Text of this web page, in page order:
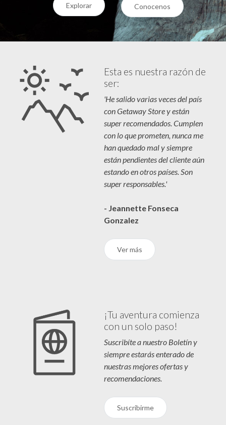
Explorar Conocenos
Esta es nuestra razón de
ser:
'He salido varias veces del país
con Getaway Store y están
super recomendados. Cumplen
con lo que prometen, nunca me
han quedado mal y siempre
están pendientes del cliente aún
estando en otros países. Son
super responsables.'
- Jeannette Fonseca
Gonzalez
Ver más
¡Tu aventura comienza
con un solo paso!
Suscribíte a nuestro Boletín y
siempre estarás enterado de
nuestras mejores ofertas y
recomendaciones.
Suscribirme